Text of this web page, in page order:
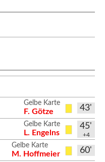
43'
Gelbe Karte
F. Götze
45'
+4
Gelbe Karte
L. Engelns
60'
Gelbe Karte
M. Hoffmeier